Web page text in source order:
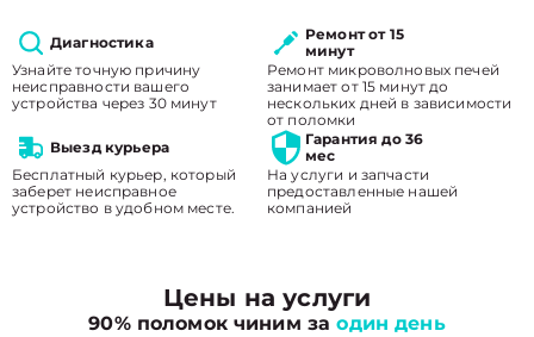
Диагностика
Узнайте точную причину
неисправности вашего
устройства через 30 минут
Ремонт от 15
минут
Ремонт микроволновых печей
занимает от 15 минут до
нескольких дней в зависимости
от поломки
Выезд курьера
Бесплатный курьер, который
заберет неисправное
устройство в удобном месте.
Гарантия до 36
мес
На услуги и запчасти
предоставленные нашей
компанией
Цены на услуги
90% поломок чиним заодин день